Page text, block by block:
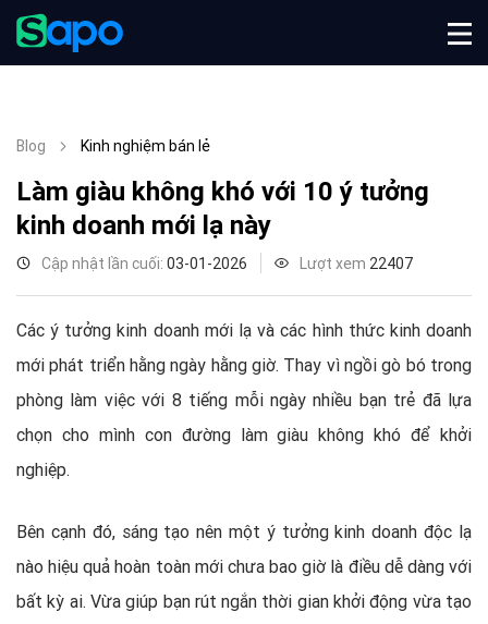
Blog Kinh nghiệm bán lẻ
Làm giàu không khó với 10 ý tưởng
kinh doanh mới lạ này
Cập nhật lần cuối: 03-01-2026 Lượt xem 22407
Các ý tưởng kinh doanh mới lạ và các hình thức kinh doanh
mới phát triển hằng ngày hằng giờ. Thay vì ngồi gò bó trong
phòng làm việc với 8 tiếng mỗi ngày nhiều bạn trẻ đã lựa
chọn cho mình con đường làm giàu không khó để khởi
nghiệp.
Bên cạnh đó, sáng tạo nên một ý tưởng kinh doanh độc lạ
nào hiệu quả hoàn toàn mới chưa bao giờ là điều dễ dàng với
bất kỳ ai. Vừa giúp bạn rút ngắn thời gian khởi động vừa tạo